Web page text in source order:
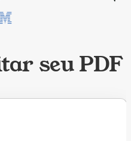
seu PDF